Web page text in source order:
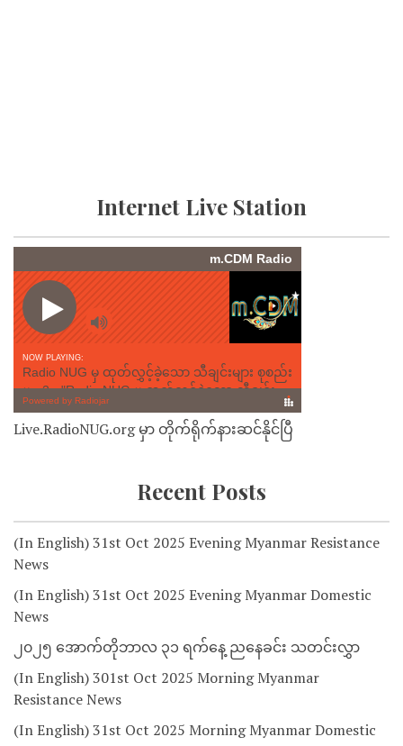
Internet Live Station
Live.RadioNUG.org မှာ တိုက်ရိုက်နားဆင်နိုင်ပြီ
Recent Posts
(In English) 31st Oct 2025 Evening Myanmar Resistance
News
(In English) 31st Oct 2025 Evening Myanmar Domestic
News
၂၀၂၅ အောက်တိုဘာလ ၃၁ ရက်နေ့ ညနေခင်း သတင်းလွှာ
(In English) 301st Oct 2025 Morning Myanmar
Resistance News
(In English) 31st Oct 2025 Morning Myanmar Domestic